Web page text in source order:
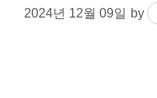
2024년 12월 09일 by